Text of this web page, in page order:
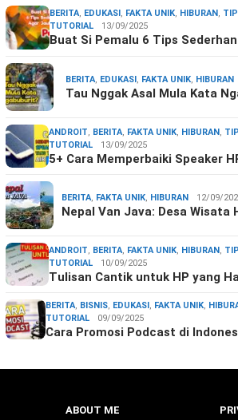
BERITA, EDUKASI , FAKTA UNIK, HIBURAN ,
TUTORIAL
13/09/2025
Buat Si Pemalu 6 Tips
BERITA, EDUKASI , FAKTA UNIK, HIBURAN
Tau Nggak Asal Mula Kata
ANDROIT, BERITA, FAKTA UNIK, HIBURAN ,
TUTORIAL
13/09/2025
5+ Cara Memperbaiki Speaker
BERITA, FAKTA UNIK, HIBURAN 12/09/
Nepal Van Java: Desa Wisata
ANDROIT, BERITA, FAKTA UNIK, HIBURAN ,
TUTORIAL
10/09/2025
Tulisan Cantik untuk HP yang
BERITA, BISNIS, EDUKASI , FAKTA UNIK,
TUTORIAL
09/09/2025
Cara Promosi Podcast di
ABOUT ME